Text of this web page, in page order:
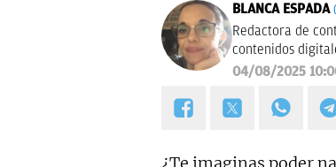
BLANCA ESPADA
Redactora de
contenidos
04/08/2025